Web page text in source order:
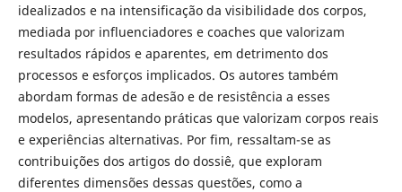
idealizados e na intensificação da visibilidade dos corpos,
mediada por influenciadores e coaches que valorizam
resultados rápidos e aparentes, em detrimento dos
processos e esforços implicados. Os autores também
abordam formas de adesão e de resistência a esses
modelos, apresentando práticas que valorizam corpos reais
e experiências alternativas. Por fim, ressaltam-se as
contribuições dos artigos do dossiê, que exploram
diferentes dimensões dessas questões, como a